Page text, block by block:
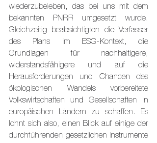
wiederzubeleben, das bei uns mit dem
bekannten PNRR umgesetzt wurde.
Gleichzeitig beabsichtigten die Verfasser
des Plans im ESG-Kontext, die
Grundlagen für nachhaltigere,
widerstandsfähigere und auf die
Herausforderungen und Chancen des
ökologischen Wandels vorbereitete
Volkswirtschaften und Gesellschaften in
europäischen Ländern zu schaffen. Es
lohnt sich also, einen Blick auf einige der
durchführenden gesetzlichen Instrumente